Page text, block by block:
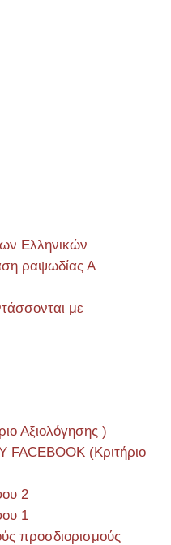
Ελληνικών
ραψωδίας Α
με
Αξιολόγησης )
(Kριτήριο
2
1
προσδιορισμούς